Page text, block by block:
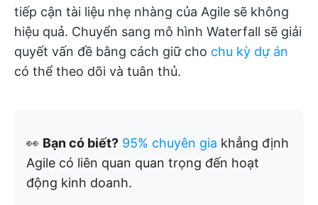
tiếp cận tài liệu nhẹ nhàng của Agile sẽ không
hiệu quả. Chuyển sang mô hình Waterfall sẽ giải
quyết vấn đề bằng cách giữ cho chu kỳ dự án
có thể theo dõi và tuân thủ.
👀 Bạn có biết? 95% chuyên gia khẳng định
Agile có liên quan quan trọng đến hoạt
động kinh doanh.